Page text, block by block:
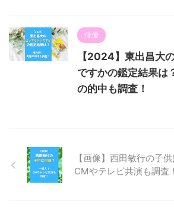
俳優
【2024】東出昌大
ですかの鑑定結果は
の的中も調査！
【画像】西田敏行の子
CMやテレビ共演も調査！